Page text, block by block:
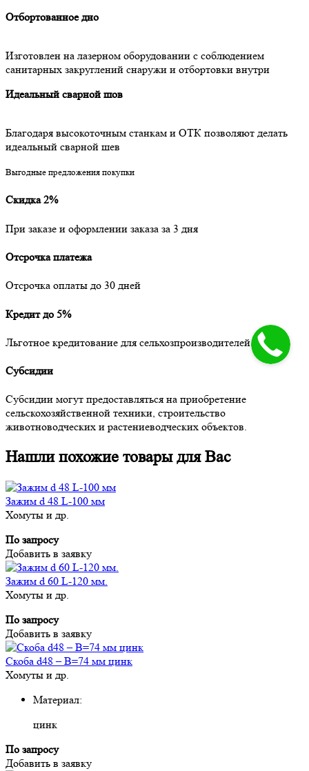
Отбортованное дно
Изготовлен на лазерном оборудовании с соблюдением
санитарных закруглений снаружи и отбортовки внутри
Идеальный сварной шов
Благодаря высокоточным станкам и ОТК позволяют делать
идеальный сварной шев
Выгодные предложения покупки
Скидка 2%
При заказе и оформлении заказа за 3 дня
Отсрочка платежа
Отсрочка оплаты до 30 дней
Кредит до 5%
Льготное кредитование для сельхозпроизводителей.
Субсидии
Субсидии могут предоставляться на приобретение
сельскохозяйственной техники, строительство
животноводческих и растениеводческих объектов.
Нашли похожие товары для Вас
Зажим d 48 L-100 мм
Хомуты и др.
По запросу
Добавить в заявку
Зажим d 60 L-120 мм.
Хомуты и др.
По запросу
Добавить в заявку
Скоба d48 – В=74 мм цинк
Хомуты и др.
Материал:
цинк
По запросу
Добавить в заявку